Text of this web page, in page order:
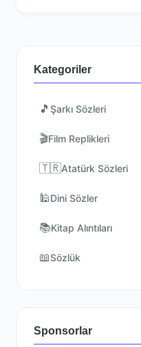
Kategoriler
🎵 Şarkı Sözleri
🎬Film Replikleri
🇹🇷Atatürk Sözleri
🕌Dini Sözler
📚Kitap Alıntıları
📖Sözlük
Sponsorlar